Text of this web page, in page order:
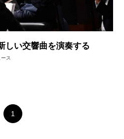
しい交響曲を演奏する
ス
1